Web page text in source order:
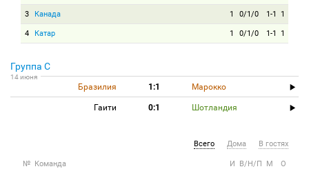
3 Канада 1 0/1/0 1-1 1
4 Катар 1 0/1/0 1-1 1
Группа C
14 июня
Бразилия 1:1 Марокко
Гаити 0:1 Шотландия
Всего Дома В гостях
№ Команда И В/Н/П М О